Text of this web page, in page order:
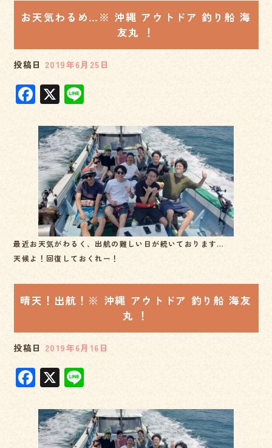
お天気わるめ…※ 沖縄 アウトドア 釣り船 海
友丸 ！
投稿日 2019年6月25日
F
c
e
b
o
o
k
X
e
最近お天気がわるく、出航の難しい日が続いております…
天候よ！回復しておくれー！
晴天！出航！※ 沖縄 アウトドア 釣り船 海友
丸 ！
投稿日 2019年6月16日
F
a
c
e
X
e